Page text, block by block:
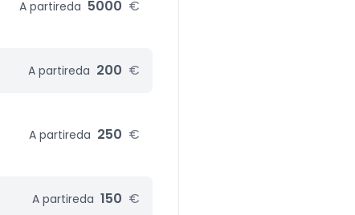
A partireda 5000 €
A partireda 200 €
A partireda 250 €
A partireda 150 €